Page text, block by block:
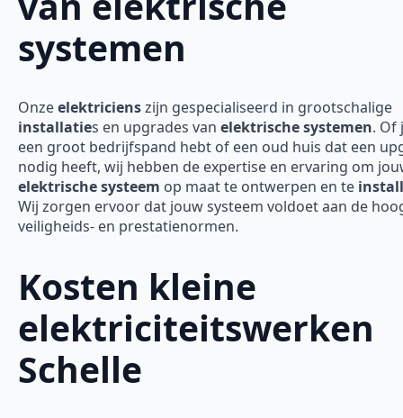
systemen
Onzeelektricienszijn gespecialiseerd in grootschalige
installaties en upgrades van elektrische systemen. Of
een groot bedrijfspand hebt of een oud huis dat een
nodig heeft, wij hebben de expertise en ervaring om
elektrische systeem op maat te ontwerpen en te
Wij zorgen ervoor dat jouw systeem voldoet aan de
veiligheids- en prestatienormen.
Kosten kleine
elektriciteitswerken
Schelle